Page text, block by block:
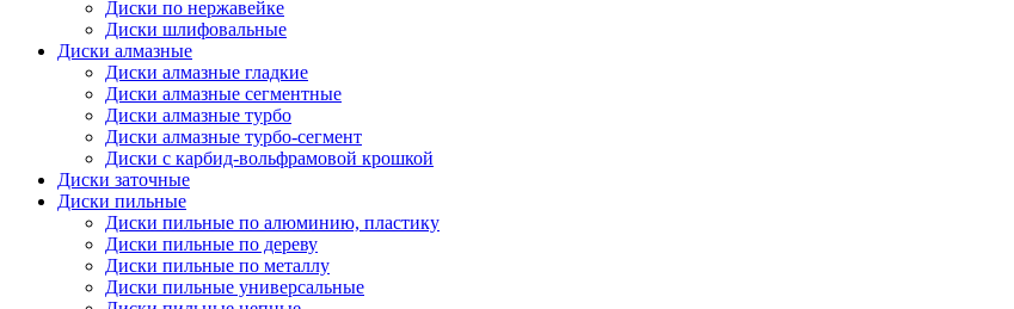
Диски по нержавейке
Диски шлифовальные
Диски алмазные
Диски алмазные гладкие
Диски алмазные сегментные
Диски алмазные турбо
Диски алмазные турбо-сегмент
Диски с карбид-вольфрамовой крошкой
Диски заточные
Диски пильные
Диски пильные по алюминию, пластику
Диски пильные по дереву
Диски пильные по металлу
Диски пильные универсальные